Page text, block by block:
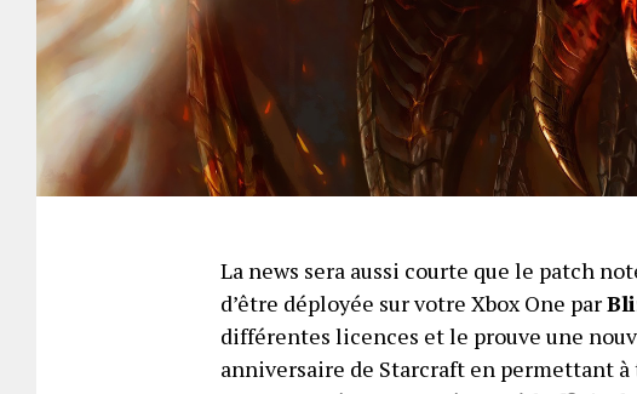
La news sera aussi courte que le patch
d’être déployée sur votre Xbox One par
différentes licences et le prouve une
anniversaire de Starcraft en permettant à